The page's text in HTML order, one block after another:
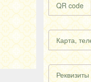
QR code
Карта,
Реквизиты